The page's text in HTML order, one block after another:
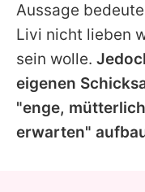
Aussage
Livi nicht lieben
sein wolle.
eigenen
"enge,
erwarten"